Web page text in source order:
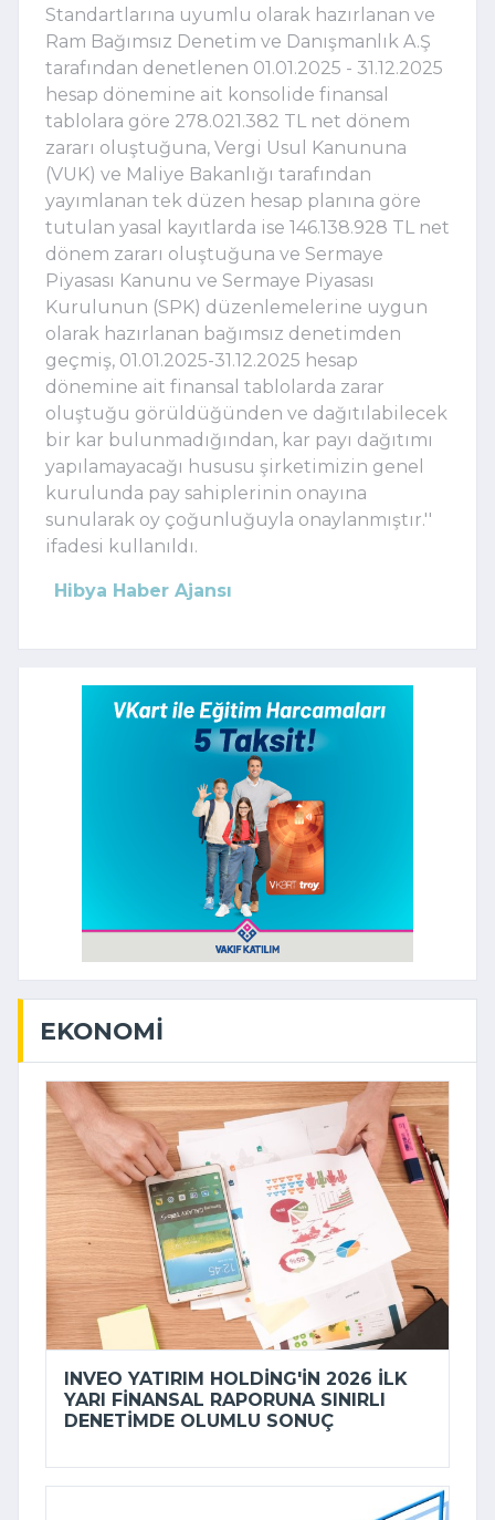
Standartlarına uyumlu olarak hazırlanan ve
Ram Bağımsız Denetim ve Danışmanlık A.Ş
tarafından denetlenen 01.01.2025 - 31.12.2025
hesap dönemine ait konsolide finansal
tablolara göre 278.021.382 TL net dönem
zararı oluştuğuna, Vergi Usul Kanununa
(VUK) ve Maliye Bakanlığı tarafından
yayımlanan tek düzen hesap planına göre
tutulan yasal kayıtlarda ise 146.138.928 TL net
dönem zararı oluştuğuna ve Sermaye
Piyasası Kanunu ve Sermaye Piyasası
Kurulunun (SPK) düzenlemelerine uygun
olarak hazırlanan bağımsız denetimden
geçmiş, 01.01.2025-31.12.2025 hesap
dönemine ait finansal tablolarda zarar
oluştuğu görüldüğünden ve dağıtılabilecek
bir kar bulunmadığından, kar payı dağıtımı
yapılamayacağı hususu şirketimizin genel
kurulunda pay sahiplerinin onayına
sunularak oy çoğunluğuyla onaylanmıştır.''
ifadesi kullanıldı.
Hibya Haber Ajansı
EKONOMI
INVEO YATIRIM HOLDING'IN 2026 ILK
YARI FINANSAL RAPORUNA SINIRLI
DENETIMDE OLUMLU SONUÇ